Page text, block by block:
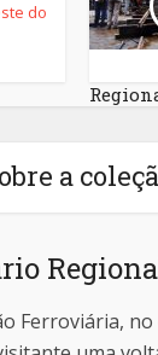
do
a
Ferroviária,